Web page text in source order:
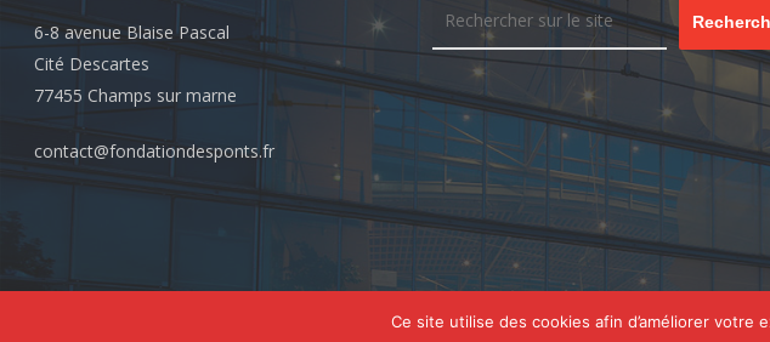
6-8 avenue Blaise Pascal
Cité Descartes
77455 Champs sur marne
contact@fondationdesponts.fr
Ce site utilise des cookies afin d’améliorer votre